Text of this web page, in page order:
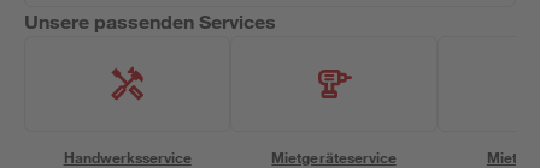
Unsere passenden Services
Handwerksservice Mietgeräteservice